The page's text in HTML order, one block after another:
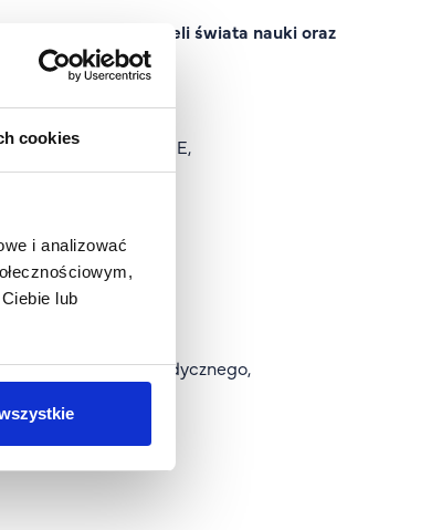
cookies
i analizować
lub
z przedstawicieli świata nauki oraz
ds. UNESCO,
Sprawiedliwości UE,
Warszawskiego,
Uniwersytetu Medycznego,